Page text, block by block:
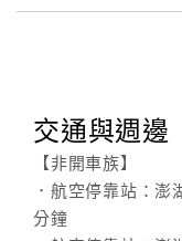
交通與週邊
【非開車族】
．航空停靠站：澎
分鐘